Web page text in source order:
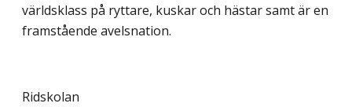
världsklass på ryttare, kuskar och hästar samt är en
framstående avelsnation.
Ridskolan